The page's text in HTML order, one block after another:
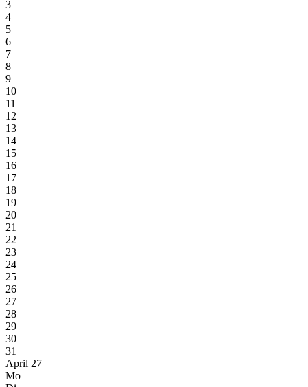
3
4
5
6
7
8
9
10
11
12
13
14
15
16
17
18
19
20
21
22
23
24
25
26
27
28
29
30
31
April 27
Mo